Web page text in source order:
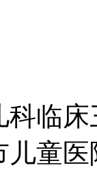
科临
儿童